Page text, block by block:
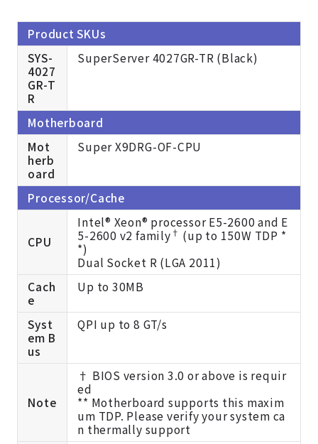
Product SKUs
SYS-
4027
GR-T
R
SuperServer 4027GR-TR (Black)
Motherboard
Mot
herb
oard
Super X9DRG-OF-CPU
Processor/Cache
CPU
Intel® Xeon® processor E5-2600 and E
5-2600 v2 family † (up to 150W TDP *
*)
Dual Socket R (LGA 2011)
Cach
e
Up to 30MB
Syst
em B
us
QPI up to 8 GT/s
Note
† BIOS version 3.0 or above is requir
ed
** Motherboard supports this maxim
um TDP. Please verify your system ca
n thermally support